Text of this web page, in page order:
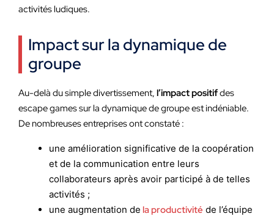
activités ludiques.
Impact sur la dynamique de
groupe
Au-delà du simple divertissement, l’impact positifdes
escape games sur la dynamique de groupe est indéniable.
De nombreuses entreprises ont constaté :
une amélioration significative de la coopération
et de la communication entre leurs
collaborateurs après avoir participé à de telles
activités ;
une augmentation de la productivité de l’équipe